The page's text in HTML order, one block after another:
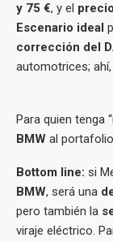
y 75 €, y el
Escenario ideal
corrección del
automotrices; ahí,
Para quien tenga
BMW al
Bottom line: si
BMW, será una
pero también la
viraje eléctrico.